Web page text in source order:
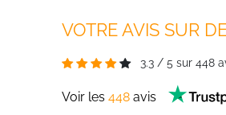
VOTRE AVIS SUR
3.3 / 5 sur 448
Voir les 448 avis